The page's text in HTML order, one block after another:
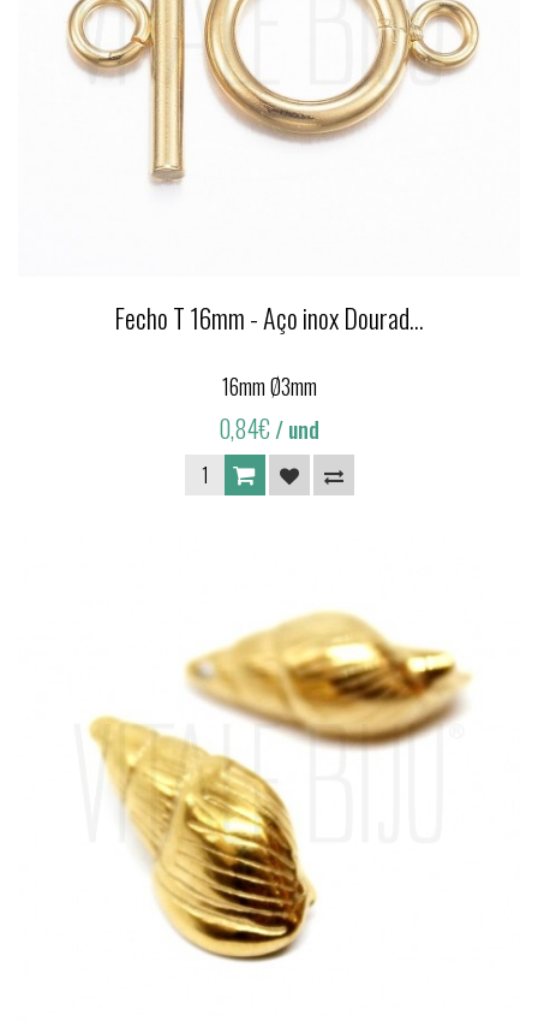
Fecho T 16mm - Aço inox Dourad...
16mm Ø3mm
0,84€/ und